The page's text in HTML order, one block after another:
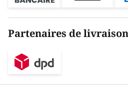
Partenaires de livraison